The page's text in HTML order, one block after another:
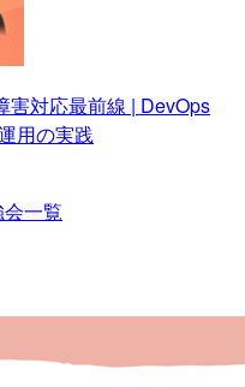
害対応最前線 | DevOps
用の実践
一覧